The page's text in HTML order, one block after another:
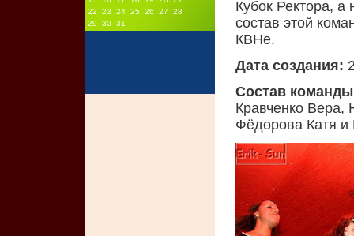
22
23 24 25 26 27
28
29
30 31
Кубок Ректора, а
состав этой
КВНе.
Дата создания:
Состав
Кравченко Вера,
Фёдорова Катя